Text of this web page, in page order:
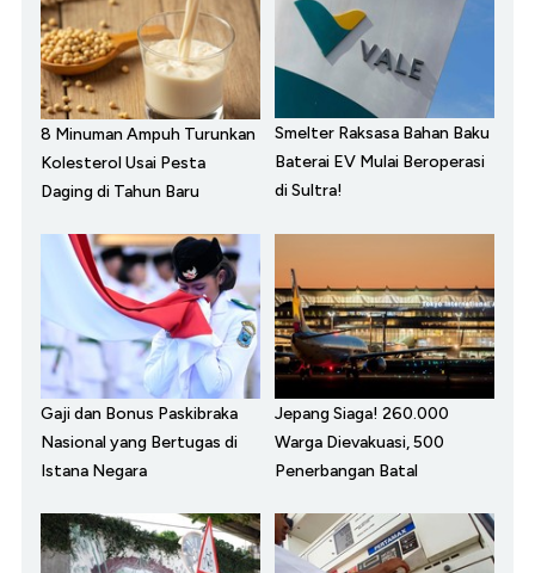
8 Minuman Ampuh Turunkan
Kolesterol Usai Pesta
Daging di Tahun Baru
Smelter Raksasa Bahan Baku
Baterai EV Mulai Beroperasi
di Sultra!
Gaji dan Bonus Paskibraka
Nasional yang Bertugas di
Istana Negara
Jepang Siaga! 260.000
Warga Dievakuasi, 500
Penerbangan Batal